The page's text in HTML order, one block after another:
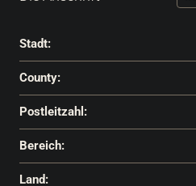
Stadt:
County:
Postleitzahl:
Bereich:
Land: